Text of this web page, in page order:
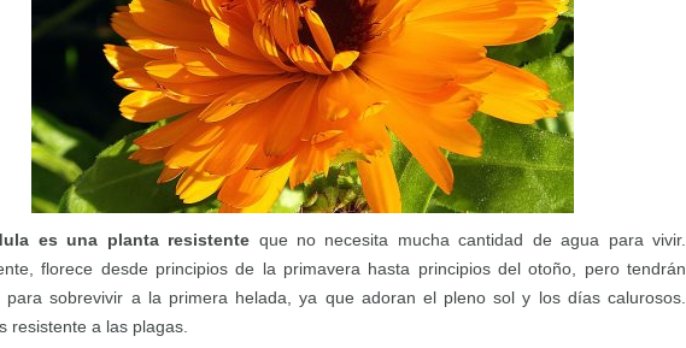
es una planta resistente que no necesita mucha cantidad de agua para vivir.
florece desde principios de la primavera hasta principios del otoño, pero tendrán
para sobrevivir a la primera helada, ya que adoran el pleno sol y los días calurosos.
resistente a las plagas.